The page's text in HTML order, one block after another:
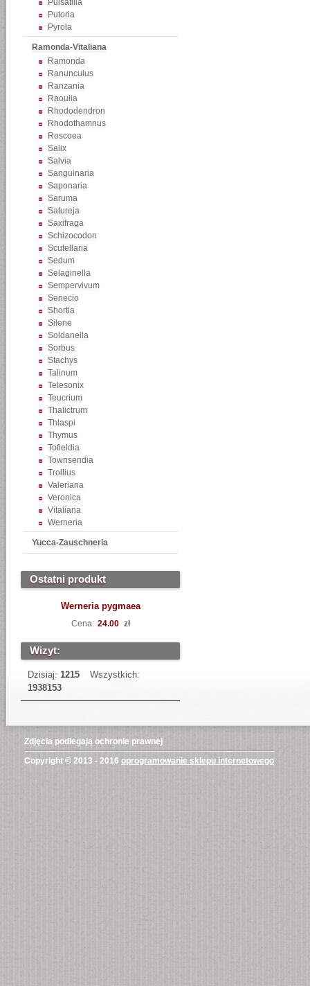
Pulsatilla
Putoria
Pyrola
Ramonda-Vitaliana
Ramonda
Ranunculus
Ranzania
Raoulia
Rhododendron
Rhodothamnus
Roscoea
Salix
Salvia
Sanguinaria
Saponaria
Saruma
Satureja
Saxifraga
Schizocodon
Scutellaria
Sedum
Selaginella
Sempervivum
Senecio
Shortia
Silene
Soldanella
Sorbus
Stachys
Talinum
Telesonix
Teucrium
Thalictrum
Thlaspi
Thymus
Tofieldia
Townsendia
Trollius
Valeriana
Veronica
Vitaliana
Werneria
Yucca-Zauschneria
Ostatni produkt
Werneria pygmaea
Cena: 24.00 zł
Wizyt:
Dzisiaj: 1215
Wszystkich:
1938153
Zdjęcia podlegają ochronie prawnej
Copyright © 2013 - 2016 oprogramowanie sklepu internetowego